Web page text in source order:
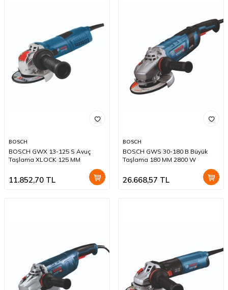
BOSCH
BOSCH GWX 13-125 S Avuç
Taşlama XLOCK 125 MM
11.852,70 TL
BOSCH
BOSCH GWS 30-180 B Büyük
Taşlama 180 MM 2800 W
26.668,57 TL